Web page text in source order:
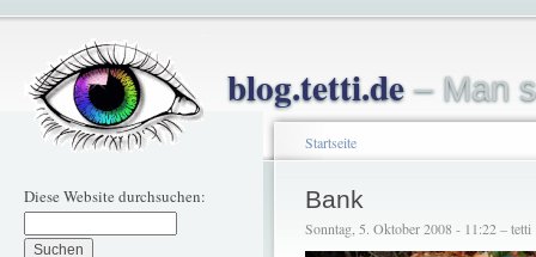
blog.tetti.de– Man
Diese Website durchsuchen:
Startseite
Bank
Sonntag, 5. Oktober 2008 - 11:22 – tetti